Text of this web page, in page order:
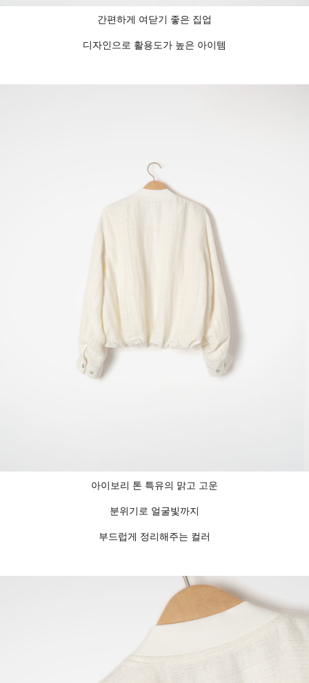
간편하게 여닫기 좋은 집업
디자인으로 활용도가 높은 아이템
아이보리 톤 특유의 맑고 고운
분위기로 얼굴빛까지
부드럽게 정리해주는 컬러